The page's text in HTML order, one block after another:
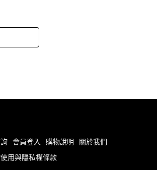
會員登入 購物說明
關於我們
用與隱私權條款